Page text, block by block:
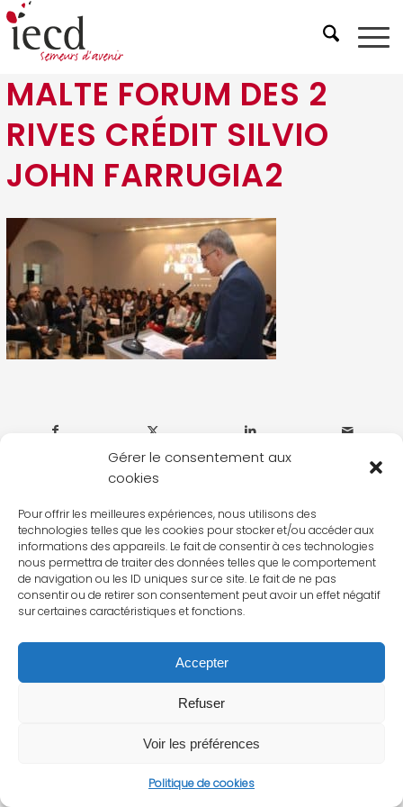
Gérer le consentement aux
cookies
Pour offrir les meilleures expériences, nous utilisons des
technologies telles que les cookies pour stocker et/ou accéder aux
informations des appareils. Le fait de consentir à ces technologies
nous permettra de traiter des données telles que le comportement
de navigation ou les ID uniques sur ce site. Le fait de ne pas
consentir ou de retirer son consentement peut avoir un effet négatif
sur certaines caractéristiques et fonctions.
Accepter
Refuser
Voir les préférences
Politique de cookies
MALTE FORUM DES 2
RIVES CRÉDIT SILVIO
JOHN FARRUGIA2